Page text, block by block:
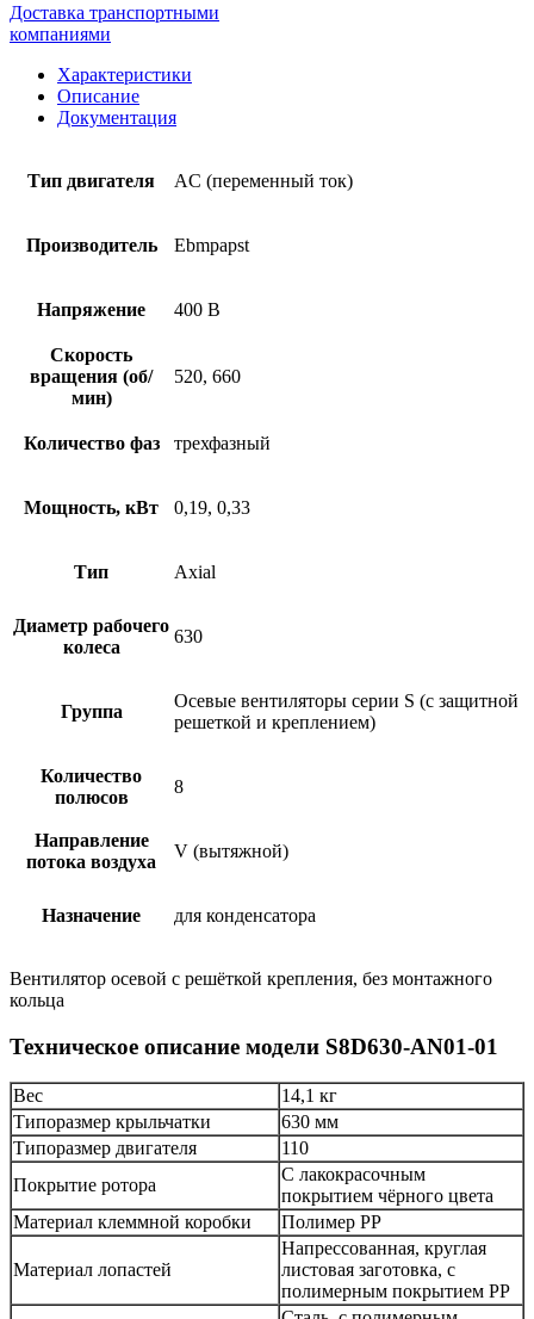
Доставка транспортными
компаниями
Характеристики
Описание
Документация
Тип двигателя AC (переменный ток)
Производитель Ebmpapst
Напряжение 400 В
Скорость
вращения (об/
мин)
520, 660
Количество фаз трехфазный
Мощность, кВт 0,19, 0,33
Тип Axial
Диаметр рабочего
колеса
630
Группа
Осевые вентиляторы серии S (с защитной
решеткой и креплением)
Количество
полюсов
8
Направление
потока воздуха
V (вытяжной)
Назначение для конденсатора
Вентилятор осевой с решёткой крепления, без монтажного
кольца
Техническое описание модели S8D630-AN01-01
Вес
14,1 кг
Типоразмер крыльчатки
630 мм
Типоразмер двигателя
110
Покрытие ротора
С лакокрасочным
покрытием чёрного цвета
Материал клеммной коробки
Полимер PP
Материал лопастей
Напрессованная, круглая
листовая заготовка, с
полимерным покрытием PP